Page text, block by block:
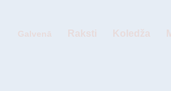
Galvenā Raksti Koledža